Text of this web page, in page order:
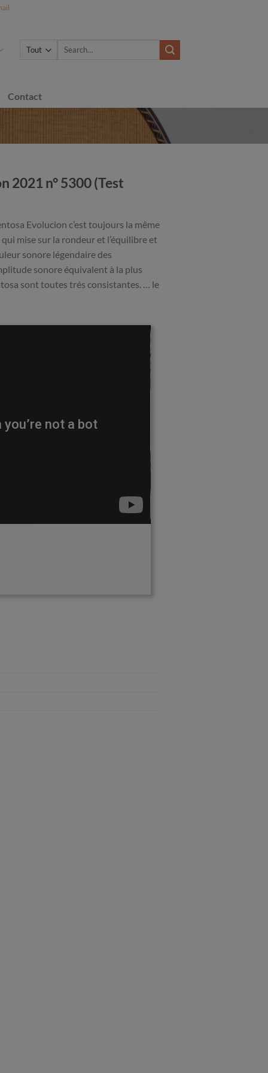
Search
Contact
2021 n° 5300 (Test
Evolucion c’est toujours la même
mise sur la rondeur et l’équilibre et
sonore légendaire des
sonore équivalent à la plus
sont toutes trés consistantes. … le